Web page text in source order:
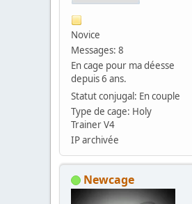
Novice
Messages: 8
En cage pour ma déesse
depuis 6 ans.
Statut conjugal: En couple
Type de cage: Holy
Trainer V4
IP archivée
Newcage